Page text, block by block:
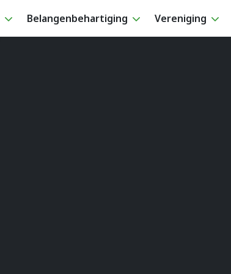
Belangenbehartiging Vereniging